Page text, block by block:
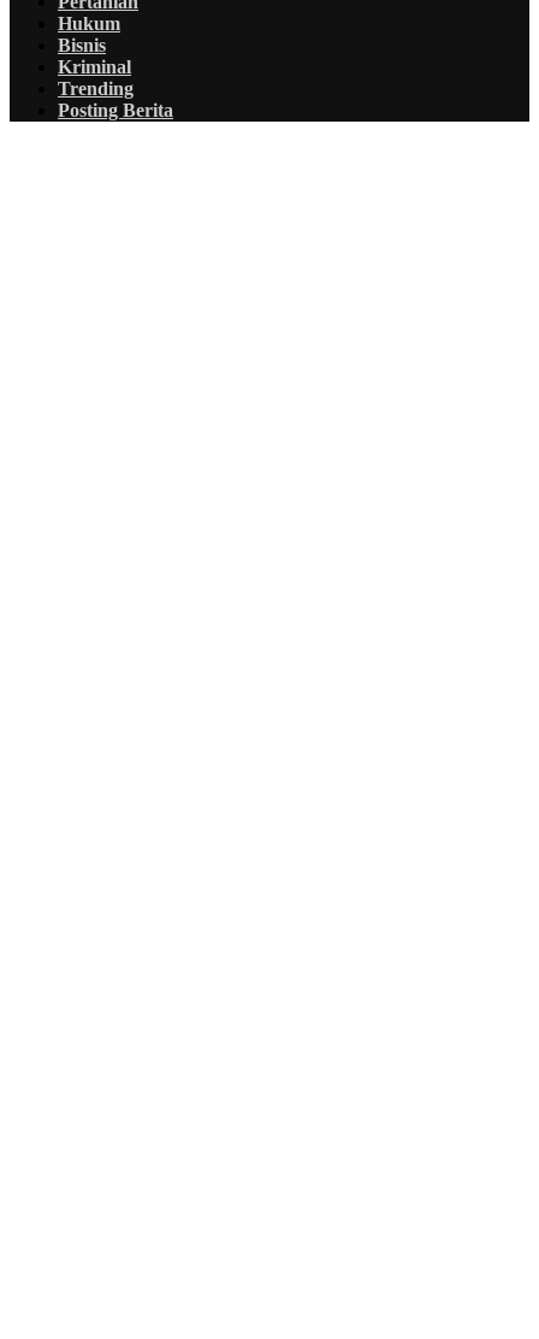
Hukum
Bisnis
Kriminal
Trending
Posting Berita